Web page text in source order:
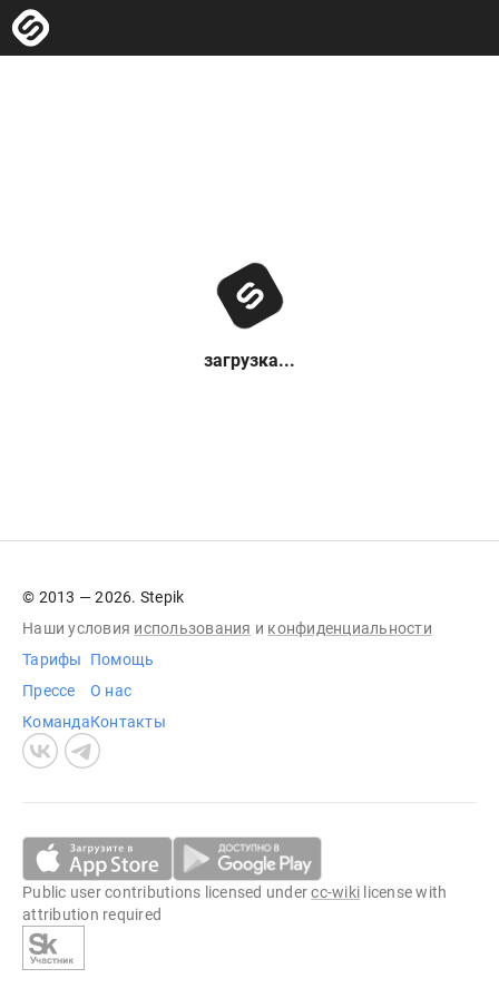
загрузка...
© 2013 — 2026. Stepik
Наши условия использования и конфиденциальности
Тарифы
Прессе
Команда
Помощь
О нас
Контакты
Public user contributions licensed undercc-wiki license with
attribution required